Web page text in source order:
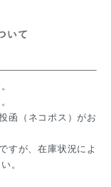
函（ネコポス）がお
すが、在庫状況によ
。